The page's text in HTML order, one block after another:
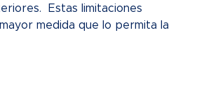
Estas limitaciones
medida que lo permita la